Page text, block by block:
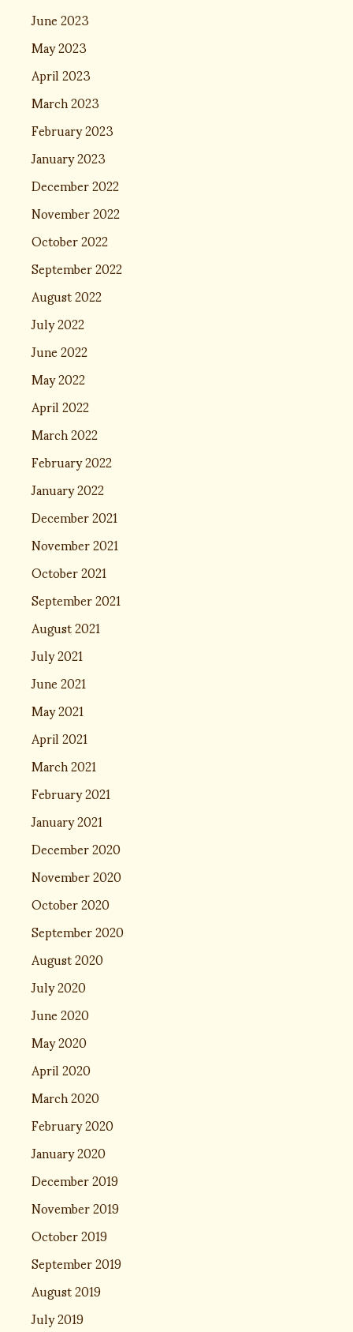
June 2023
May 2023
April 2023
March 2023
February 2023
January 2023
December 2022
November 2022
October 2022
September 2022
August 2022
July 2022
June 2022
May 2022
April 2022
March 2022
February 2022
January 2022
December 2021
November 2021
October 2021
September 2021
August 2021
July 2021
June 2021
May 2021
April 2021
March 2021
February 2021
January 2021
December 2020
November 2020
October 2020
September 2020
August 2020
July 2020
June 2020
May 2020
April 2020
March 2020
February 2020
January 2020
December 2019
November 2019
October 2019
September 2019
August 2019
July 2019